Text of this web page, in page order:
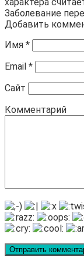
Заболевание
Добавить
Имя *
Email *
Сайт
Комментарий